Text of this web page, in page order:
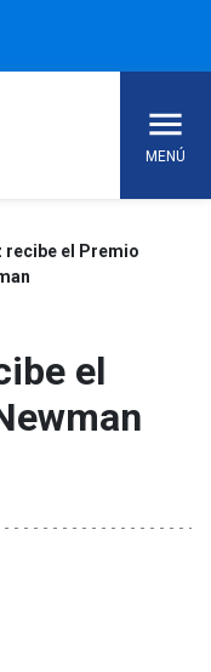
MENÚ
recibe el Premio
el